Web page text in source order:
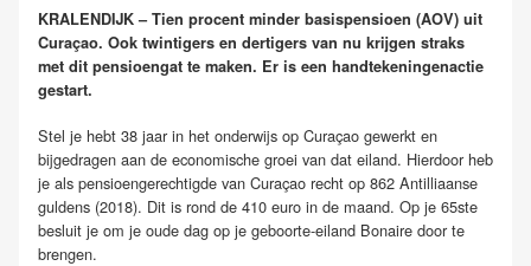
KRALENDIJK – Tien procent minder basispensioen (AOV) uit
Curaçao. Ook twintigers en dertigers van nu krijgen straks
met dit pensioengat te maken. Er is een handtekeningenactie
gestart.
Stel je hebt 38 jaar in het onderwijs op Curaçao gewerkt en
bijgedragen aan de economische groei van dat eiland. Hierdoor heb
je als pensioengerechtigde van Curaçao recht op 862 Antilliaanse
guldens (2018). Dit is rond de 410 euro in de maand. Op je 65ste
besluit je om je oude dag op je geboorte-eiland Bonaire door te
brengen.